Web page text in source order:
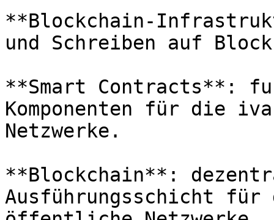
**Blockchain-
und Schreiben auf
**Smart Contracts**:
Komponenten für die
Netzwerke.
**Blockchain**:
Ausführungsschicht